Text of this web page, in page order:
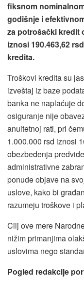
fiksnom
godišnje i
za potrošački kredit
iznosi 190.463,62
kredita.
Troškovi kredita su
izveštaj iz baze
banka ne naplaćuje
osiguranje nije
anuitetnoj rati, pri
1.000.000 rsd iznosi
obezbeđenja
administrativne
ponude objave na
uslove, kako bi
razumeju troškove i
Cilj ove mere
nižim primanjima
uslovima nego
Pogled redakcije